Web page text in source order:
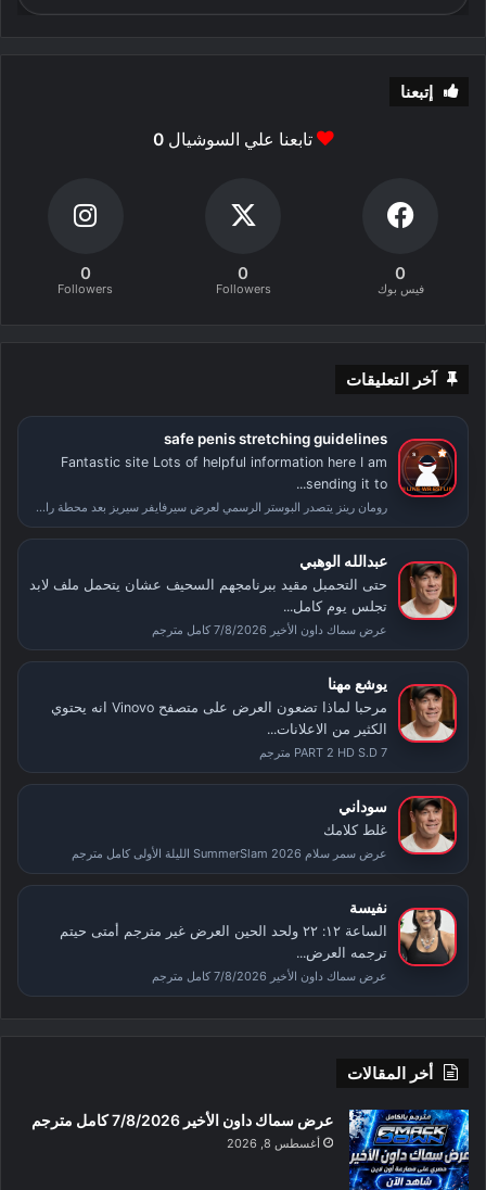
إتبعنا
تابعنا علي السوشيال0
0
فيس بوك
0
Followers
0
Followers
آخر التعليقات
safe penis stretching guidelines
Fantastic site Lots of helpful information here I am
sending it to...
رومان رينز يتصدر البوستر الرسمي لعرض سيرفايفر سيريز بعد محطة راسلمينيا
عبدالله الوهبي
حتى التحمبل مقيد ببرنامجهم السحيف عشان يتحمل ملف لابد
تجلس يوم كامل...
عرض سماك داون الأخير 7/8/2026 كامل مترجم
يوشع مهنا
مرحبا لماذا تضعون العرض على متصفح Vinovo انه يحتوي
الكثير من الاعلانات...
PART 2 HD S.D 7 مترجم
سوداني
غلط كلامك
عرض سمر سلام SummerSlam 2026 الليلة الأولى كامل مترجم
نفيسة
الساعة ١٢: ٢٢ ولحد الحين العرض غير مترجم أمتى حيتم
ترجمه العرض...
عرض سماك داون الأخير 7/8/2026 كامل مترجم
أخر المقالات
عرض سماك داون الأخير 7/8/2026 كامل مترجم
أغسطس 8, 2026